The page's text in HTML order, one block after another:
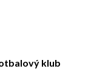
klub